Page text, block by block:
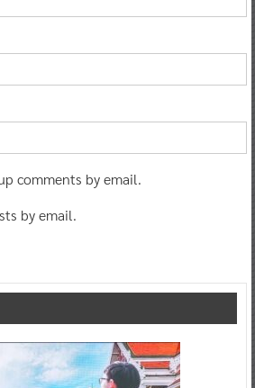
comments by email.
by email.